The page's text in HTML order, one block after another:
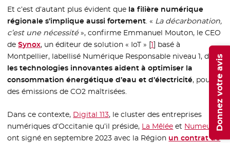
Et c’est d’autant plus évident que la filière numérique
régionale s’implique aussi fortement. « La décarbonation,
c’est une nécessité », confirme Emmanuel Mouton, le CEO
deSynox- Nouvelle fenêtre
, un éditeur de solution « IoT » [1] basé à
Montpellier, labellisé Numérique Responsable niveau 1, dont
les technologies innovantes aident à optimiser la
consommation énergétique d’eau et d’électricité, pour
des émissions de CO2 maîtrisées.
Dans ce contexte, Digital 113- Nouvelle fenêtre
, le cluster des entreprises
numériques d’Occitanie qu’il préside, La Mêlée - Nouvelle
et Numeum-
ont signé en septembre 2023 avec la Région un contrat de
Donnez votre avis